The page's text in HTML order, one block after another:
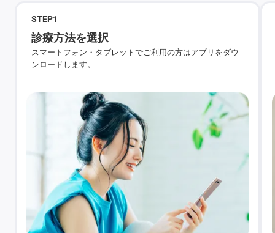
STEP1
診療方法を選択
スマートフォン・タブレットでご利用の方はアプリをダウ
ンロードします。